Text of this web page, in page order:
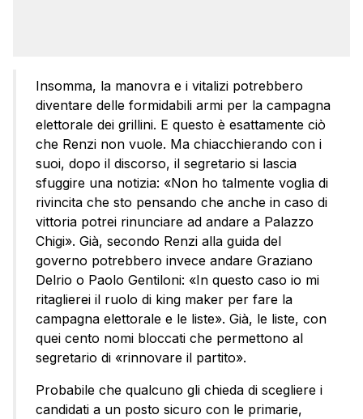
Insomma, la manovra e i vitalizi potrebbero
diventare delle formidabili armi per la campagna
elettorale dei grillini. E questo è esattamente ciò
che Renzi non vuole. Ma chiacchierando con i
suoi, dopo il discorso, il segretario si lascia
sfuggire una notizia: «Non ho talmente voglia di
rivincita che sto pensando che anche in caso di
vittoria potrei rinunciare ad andare a Palazzo
Chigi». Già, secondo Renzi alla guida del
governo potrebbero invece andare Graziano
Delrio o Paolo Gentiloni: «In questo caso io mi
ritaglierei il ruolo di king maker per fare la
campagna elettorale e le liste». Già, le liste, con
quei cento nomi bloccati che permettono al
segretario di «rinnovare il partito».
Probabile che qualcuno gli chieda di scegliere i
candidati a un posto sicuro con le primarie,